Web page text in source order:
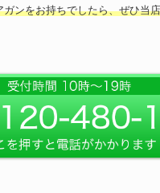
ガンをお持ちでしたら、ぜひ当